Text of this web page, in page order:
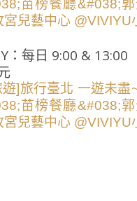
：每日 9:00 & 13:00